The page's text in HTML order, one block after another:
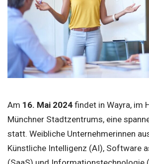
Am 16. Mai 2024 findet in Wayra, im
Münchner Stadtzentrums, eine
statt. Weibliche Unternehmerinnen
Künstliche Intelligenz (AI), Software